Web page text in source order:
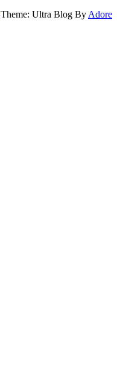
Theme: Ultra Blog ByAdore